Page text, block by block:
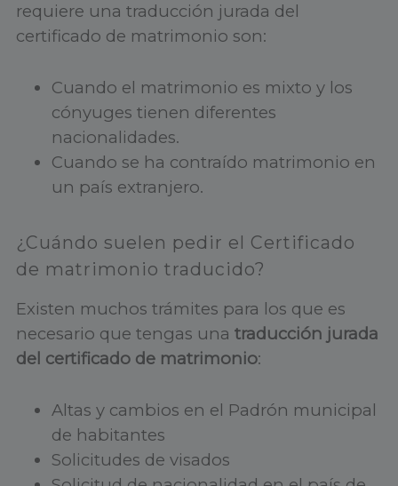
requiere una traducción jurada del
certificado de matrimonio son:
Cuando el matrimonio es mixto y los
cónyuges tienen diferentes
nacionalidades.
Cuando se ha contraído matrimonio en
un país extranjero.
¿Cuándo suelen pedir el Certificado
de matrimonio traducido?
Existen muchos trámites para los que es
necesario que tengas unatraducción jurada
del certificado de matrimonio:
Altas y cambios en el Padrón municipal
de habitantes
Solicitudes de visados